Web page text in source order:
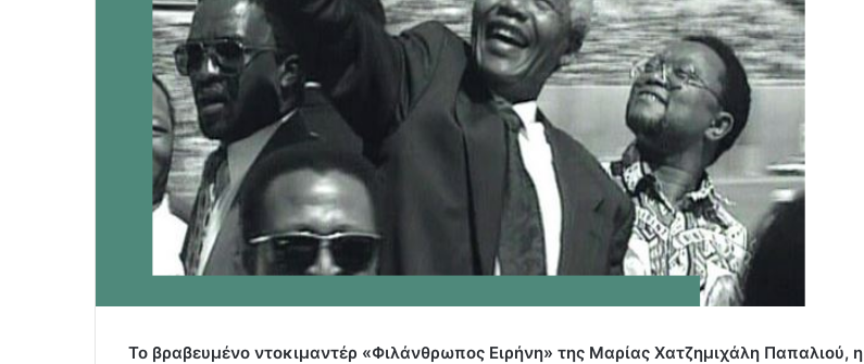
Το βραβευμένο ντοκιμαντέρ «Φιλάνθρωπος Ειρήνη» της Μαρίας Χατζημιχάλη Παπαλιού, η